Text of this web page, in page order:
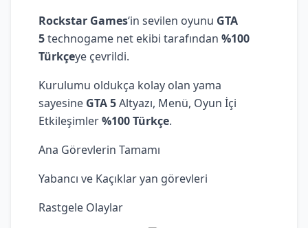
Rockstar Games‘in sevilen oyunu GTA
5technogame net ekibi tarafından %100
Türkçeye çevrildi.
Kurulumu oldukça kolay olan yama
sayesine GTA 5Altyazı, Menü, Oyun İçi
Etkileşimler%100 Türkçe.
Ana Görevlerin Tamamı
Yabancı ve Kaçıklar yan görevleri
Rastgele Olaylar